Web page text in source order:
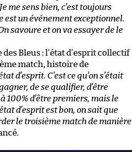
me sens bien, c’est toujours
est un événement exceptionnel.
savoure et on va essayer de le
Bleus : l’état d’esprit collectif
match, histoire de
d’esprit. C’est ce qu’on s’était
de se qualifier, d’être
100% d’être premiers, mais le
d’esprit est bon, on sait que
le troisième match de manière